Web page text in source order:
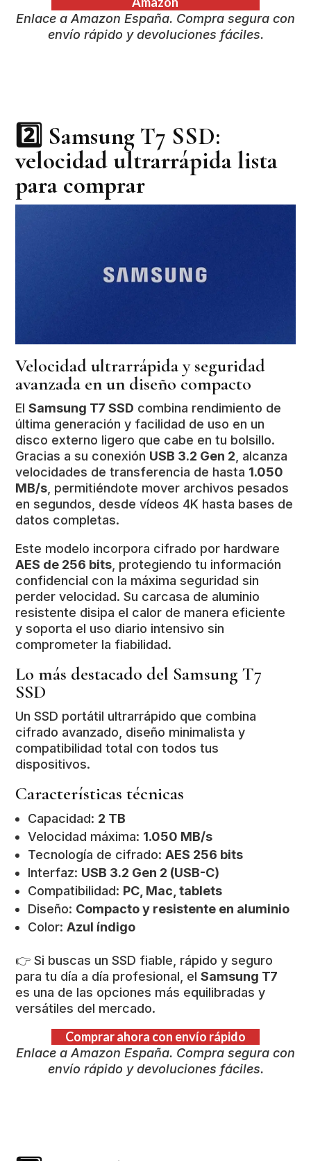
Enlace a Amazon España. Compra segura con
envío rápido y devoluciones fáciles.
2️⃣ Samsung T7 SSD:
velocidad ultrarrápida lista
para comprar
Velocidad ultrarrápida y seguridad
avanzada en un diseño compacto
ElSamsung T7 SSD combina rendimiento de
última generación y facilidad de uso en un
disco externo ligero que cabe en tu bolsillo.
Gracias a su conexión USB 3.2 Gen 2 , alcanza
velocidades de transferencia de hasta 1.050
MB/s , permitiéndote mover archivos pesados
en segundos, desde vídeos 4K hasta bases de
datos completas.
Este modelo incorpora cifrado por hardware
AES de 256 bits , protegiendo tu información
confidencial con la máxima seguridad sin
perder velocidad. Su carcasa de aluminio
resistente disipa el calor de manera eficiente
y soporta el uso diario intensivo sin
comprometer la fiabilidad.
Lo más destacado del Samsung T7
SSD
Un SSD portátil ultrarrápido que combina
cifrado avanzado, diseño minimalista y
compatibilidad total con todos tus
dispositivos.
Características técnicas
Capacidad: 2 TB
Velocidad máxima: 1.050 MB/s
Tecnología de cifrado:AES 256 bits
Interfaz: USB 3.2 Gen 2 (USB-C)
Compatibilidad: PC, Mac, tablets
Diseño: Compacto y resistente en aluminio
Color:Azul índigo
👉 Si buscas un SSD fiable, rápido y seguro
para tu día a día profesional, elSamsung T7
es una de las opciones más equilibradas y
versátiles del mercado.
Comprar ahora con envío rápido
Enlace a Amazon España. Compra segura con
envío rápido y devoluciones fáciles.